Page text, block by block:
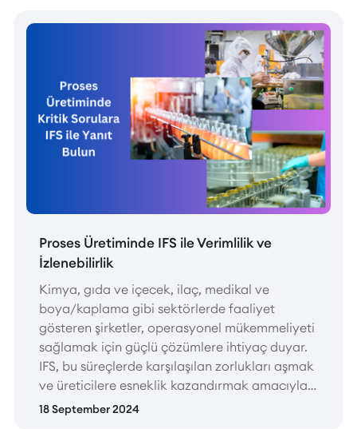
Proses Üretiminde IFS ile Verimlilik ve
İzlenebilirlik
Kimya, gıda ve içecek, ilaç, medikal ve
boya/kaplama gibi sektörlerde faaliyet
gösteren şirketler, operasyonel mükemmeliyeti
sağlamak için güçlü çözümlere ihtiyaç duyar.
IFS, bu süreçlerde karşılaşılan zorlukları aşmak
ve üreticilere esneklik kazandırmak amacıyla
özel çözümler sunar.
18 September 2024